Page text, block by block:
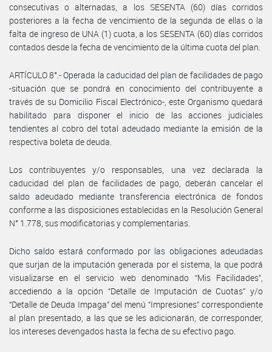
consecutivas o alternadas, a los SESENTA (60) días corridos
posteriores a la fecha de vencimiento de la segunda de ellas o la
falta de ingreso de UNA (1) cuota, a los SESENTA (60) días corridos
contados desde la fecha de vencimiento de la última cuota del plan.
ARTÍCULO 8°.- Operada la caducidad del plan de facilidades de pago
-situación que se pondrá en conocimiento del contribuyente a
través de su Domicilio Fiscal Electrónico-, este Organismo quedará
habilitado para disponer el inicio de las acciones judiciales
tendientes al cobro del total adeudado mediante la emisión de la
respectiva boleta de deuda.
Los contribuyentes y/o responsables, una vez declarada la
caducidad del plan de facilidades de pago, deberán cancelar el
saldo adeudado mediante transferencia electrónica de fondos
conforme a las disposiciones establecidas en la Resolución General
N° 1.778, sus modificatorias y complementarias.
Dicho saldo estará conformado por las obligaciones adeudadas
que surjan de la imputación generada por el sistema, la que podrá
visualizarse en el servicio web denominado “Mis Facilidades”,
accediendo a la opción “Detalle de Imputación de Cuotas” y/o
“Detalle de Deuda Impaga” del menú “Impresiones” correspondiente
al plan presentado, a las que se les adicionarán, de corresponder,
los intereses devengados hasta la fecha de su efectivo pago.